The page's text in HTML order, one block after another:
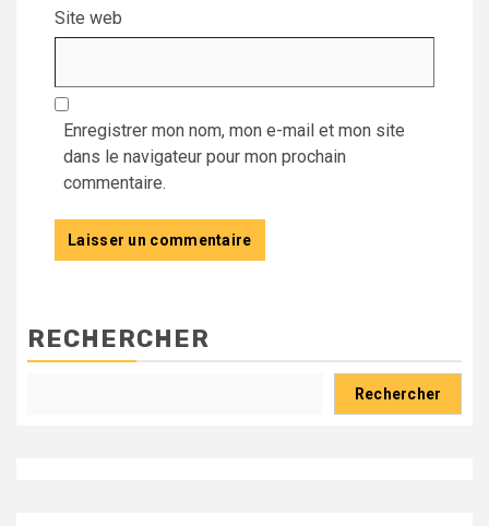
Site web
Enregistrer mon nom, mon e-mail et mon site
dans le navigateur pour mon prochain
commentaire.
RECHERCHER
Rechercher